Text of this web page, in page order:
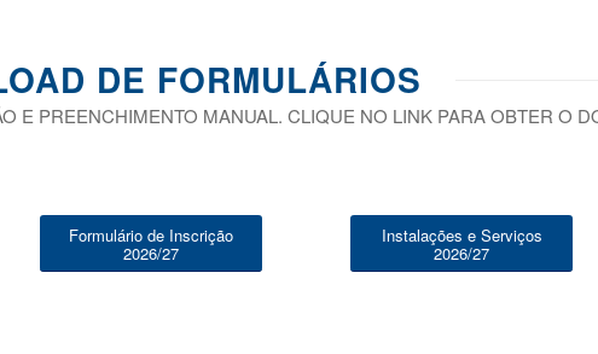
DE FORMULÁRIOS
E PREENCHIMENTO MANUAL. CLIQUE NO LINK PARA OBTER O
Formulário de Inscrição
2026/27
Instalações e Serviços
2026/27